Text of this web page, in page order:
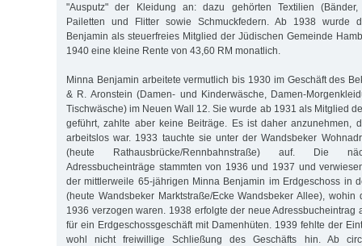
"Ausputz" der Kleidung an: dazu gehörten Textilien (Bänder,
Pailetten und Flitter sowie Schmuckfedern. Ab 1938 wurde
Benjamin als steuerfreies Mitglied der Jüdischen Gemeinde
1940 eine kleine Rente von 43,60 RM monatlich.
Minna Benjamin arbeitete vermutlich bis 1930 im Geschäft des
& R. Aronstein (Damen- und Kinderwäsche, Damen-
Tischwäsche) im Neuen Wall 12. Sie wurde ab 1931 als Mitglied
geführt, zahlte aber keine Beiträge. Es ist daher anzunehmen,
arbeitslos war. 1933 tauchte sie unter der Wandsbeker
(heute Rathausbrücke/Rennbahnstraße) auf. Die
Adressbucheinträge stammten von 1936 und 1937 und
der mittlerweile 65-jährigen Minna Benjamin im Erdgeschoss in
(heute Wandsbeker Marktstraße/Ecke Wandsbeker Allee),
1936 verzogen waren. 1938 erfolgte der neue Adressbucheintrag
für ein Erdgeschossgeschäft mit Damenhüten. 1939 fehlte der
wohl nicht freiwillige Schließung des Geschäfts hin. Ab